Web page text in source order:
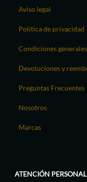
Aviso legal
Política de privacidad
Condiciones
Devoluciones y
Preguntas Frecuentes
Nosotros
Marcas
ATENCIÓN